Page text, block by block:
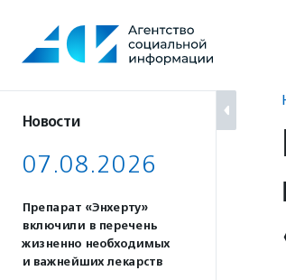
содержанию
Новости
07.08.2026
Препарат «Энхерту»
включили в перечень
жизненно необходимых
и важнейших лекарств